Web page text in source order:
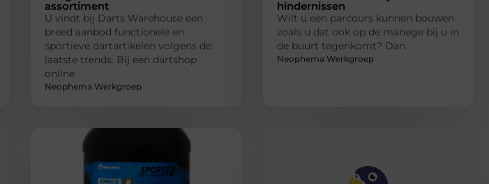
assortiment
U vindt bij Darts Warehouse een
breed aanbod functionele en
sportieve dartartikelen volgens de
laatste trends. Bij een dartshop
online
Neophema Werkgroep
hindernissen
Wilt u een parcours kunnen bouwen
zoals u dat ook op de manege bij u in
de buurt tegenkomt? Dan
Neophema Werkgroep